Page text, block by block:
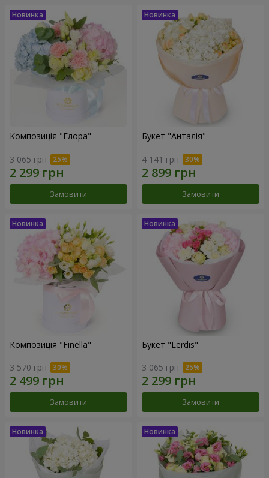
Композиція "Елора"
3 065 грн
Замовити
Букет "Анталія"
4 141 грн
Замовити
Композиція "Finella"
3 570 грн
Замовити
Букет "Lerdis"
3 065 грн
Замовити